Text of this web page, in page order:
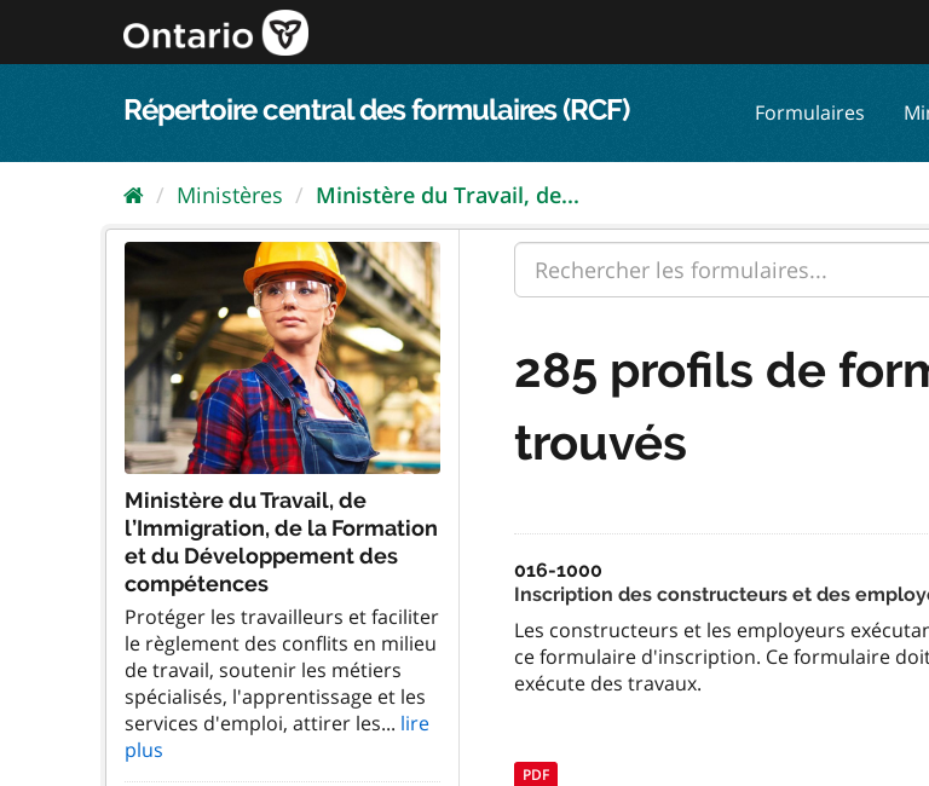
au
Répertoire central des formulaires (RCF) Formulaires
Ministères Ministère du Travail, de...
Ministère du Travail, de
l’Immigration, de la Formation
et du Développement des
compétences
Protéger les travailleurs et faciliter
le règlement des conflits en milieu
de travail, soutenir les métiers
spécialisés, l'apprentissage et les
services d'emploi, attirer les... lire
plus
285 profils de
trouvés
016-1000
Inscription des constructeurs et des
Les constructeurs et les employeurs
ce formulaire d'inscription. Ce formulaire
exécute des travaux.
PDF